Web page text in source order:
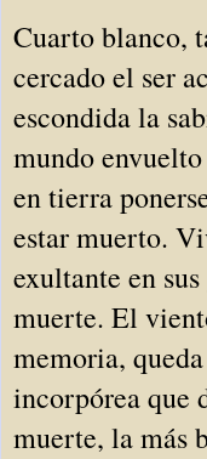
Cuarto blanco,
cercado el ser
escondida la
mundo
en tierra
estar muerto.
exultante en
muerte. El
memoria,
incorpórea que
muerte, la más